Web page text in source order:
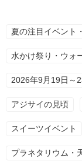
夏の注目イベント
水かけ祭り・ウォ
2026年9月19日～
アジサイの見頃
スイーツイベント
プラネタリウム・